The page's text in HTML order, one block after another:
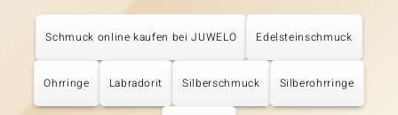
Schmuck online kaufen bei JUWELO Edelsteinschmuck
Ohrringe Labradorit Silberschmuck Silberohrringe